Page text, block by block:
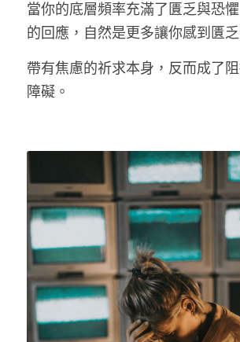
當你的底層頻率充滿了匱乏與恐
的回應，自然是更多讓你感到匱乏
帶有焦慮的祈求本身，反而成了
障礙。